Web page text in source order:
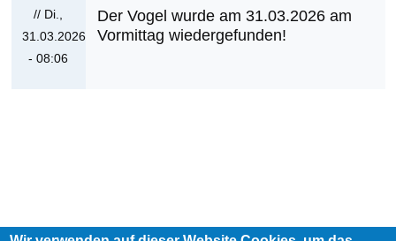
// Di.,
31.03.2026
- 08:06
Der Vogel wurde am 31.03.2026 am
Vormittag wiedergefunden!